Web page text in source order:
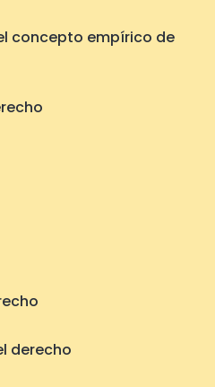
concepto empírico de
derecho